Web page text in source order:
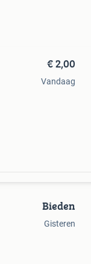
€ 2,00
Vandaag
Bieden
Gisteren